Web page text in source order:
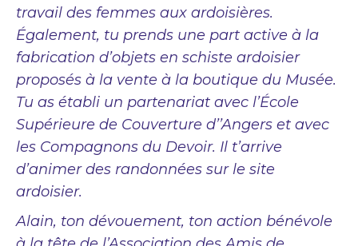
travail des femmes aux ardoisières.
Également, tu prends une part active à la
fabrication d’objets en schiste ardoisier
proposés à la vente à la boutique du Musée.
Tu as établi un partenariat avec l’École
Supérieure de Couverture d’’Angers et avec
les Compagnons du Devoir. Il t’arrive
d’animer des randonnées sur le site
ardoisier.
Alain, ton dévouement, ton action bénévole